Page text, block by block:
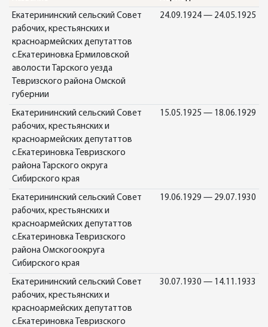
Екатерининский сельский Совет
рабочих, крестьянских и
красноармейских депутаттов
с.Екатериновка Ермиловской
аволости Тарского уезда
Тевризского района Омской
губернии
24.09.1924 — 24.05.1925
Екатерининский сельский Совет
рабочих, крестьянских и
красноармейских депутаттов
с.Екатериновка Тевризского
района Тарского округа
Сибирского края
15.05.1925 — 18.06.1929
Екатерининский сельский Совет
рабочих, крестьянских и
красноармейских депутаттов
с.Екатериновка Тевризского
района Омскогоокруга
Сибирского края
19.06.1929 — 29.07.1930
Екатерининский сельский Совет
рабочих, крестьянских и
красноармейских депутаттов
с.Екатериновка Тевризского
30.07.1930 — 14.11.1933